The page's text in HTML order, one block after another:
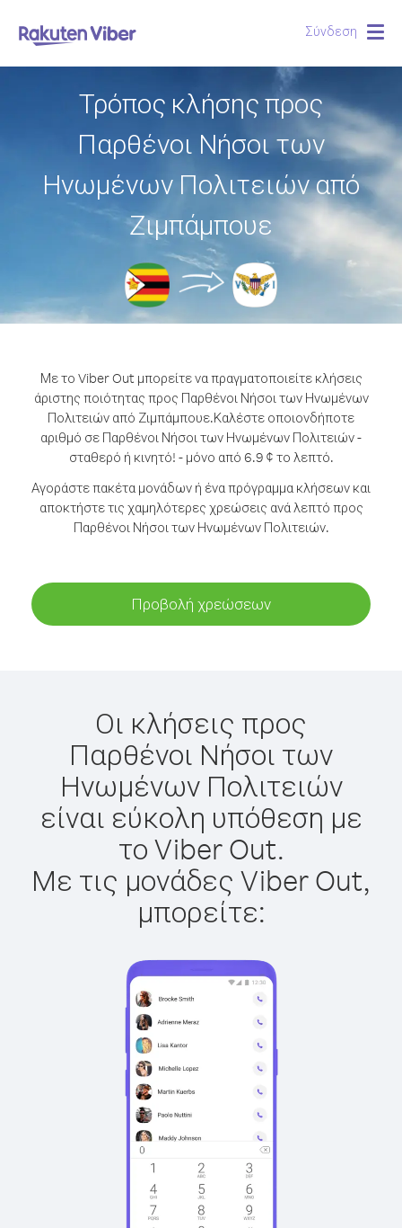
Σύνδεση
Τρόπος κλήσης προς
Παρθένοι Νήσοι των
Ηνωμένων Πολιτειών από
Ζιμπάμπουε
Με το Viber Out μπορείτε να πραγματοποιείτε κλήσεις
άριστης ποιότητας προς Παρθένοι Νήσοι των Ηνωμένων
Πολιτειών από Ζιμπάμπουε.Καλέστε οποιονδήποτε
αριθμό σε Παρθένοι Νήσοι των Ηνωμένων Πολιτειών -
σταθερό ή κινητό! - μόνο από 6.9 ¢ το λεπτό.
Αγοράστε πακέτα μονάδων ή ένα πρόγραμμα κλήσεων και
αποκτήστε τις χαμηλότερες χρεώσεις ανά λεπτό προς
Παρθένοι Νήσοι των Ηνωμένων Πολιτειών.
Προβολή χρεώσεων
Οι κλήσεις προς
Παρθένοι Νήσοι των
Ηνωμένων Πολιτειών
είναι εύκολη υπόθεση με
το Viber Out.
Με τις μονάδες Viber Out,
μπορείτε: